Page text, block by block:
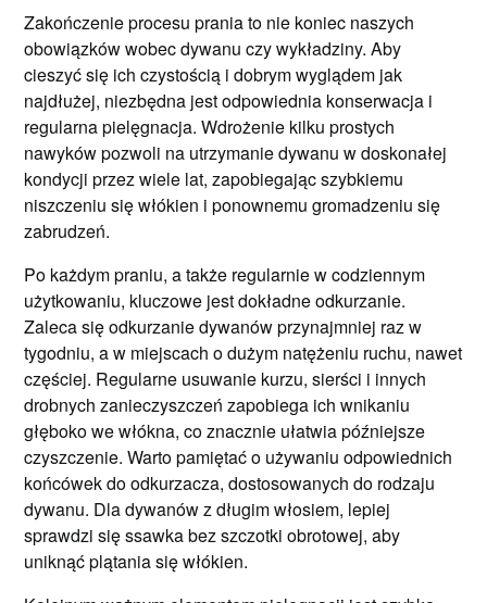
Zakończenie procesu prania to nie koniec naszych
obowiązków wobec dywanu czy wykładziny. Aby
cieszyć się ich czystością i dobrym wyglądem jak
najdłużej, niezbędna jest odpowiednia konserwacja i
regularna pielęgnacja. Wdrożenie kilku prostych
nawyków pozwoli na utrzymanie dywanu w doskonałej
kondycji przez wiele lat, zapobiegając szybkiemu
niszczeniu się włókien i ponownemu gromadzeniu się
zabrudzeń.
Po każdym praniu, a także regularnie w codziennym
użytkowaniu, kluczowe jest dokładne odkurzanie.
Zaleca się odkurzanie dywanów przynajmniej raz w
tygodniu, a w miejscach o dużym natężeniu ruchu, nawet
częściej. Regularne usuwanie kurzu, sierści i innych
drobnych zanieczyszczeń zapobiega ich wnikaniu
głęboko we włókna, co znacznie ułatwia późniejsze
czyszczenie. Warto pamiętać o używaniu odpowiednich
końcówek do odkurzacza, dostosowanych do rodzaju
dywanu. Dla dywanów z długim włosiem, lepiej
sprawdzi się ssawka bez szczotki obrotowej, aby
uniknąć plątania się włókien.